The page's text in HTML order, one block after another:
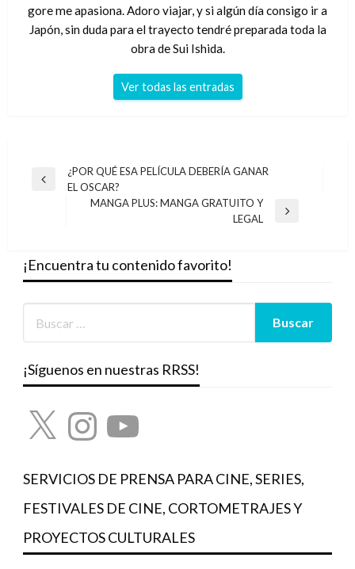
gore me apasiona. Adoro viajar, y si algún día consigo ir a
Japón, sin duda para el trayecto tendré preparada toda la
obra de Sui Ishida.
Ver todas las entradas
Navegación
Entrada
¿POR QUÉ ESA PELÍCULA DEBERÍA GANAR
EL OSCAR?
MANGA PLUS: MANGA GRATUITO Y
LEGAL
¡Encuentra tu contenido favorito!
¡Síguenos en nuestras RRSS!
X InstagramYouTube
SERVICIOS DE PRENSA PARA CINE, SERIES,
FESTIVALES DE CINE, CORTOMETRAJES Y
PROYECTOS CULTURALES